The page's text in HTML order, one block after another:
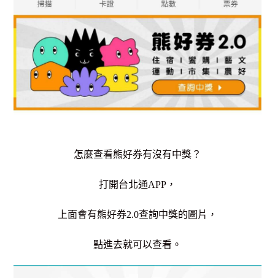
怎麼查看熊好券有沒有中獎？
打開台北通APP，
上面會有熊好券2.0查詢中獎的圖片，
點進去就可以查看。